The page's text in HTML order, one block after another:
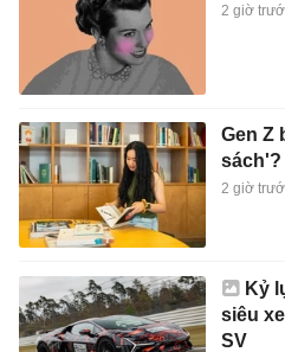
2 giờ
Gen Z
sách'?
2 giờ
Kỷ
siêu
SV